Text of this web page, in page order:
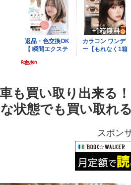
も買い取り出来る
状態でも買い取れ
スポン